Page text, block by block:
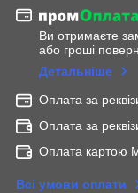
Ви отримаєте
або гроші
Детальніше
Оплата за
Оплата за
Оплата картою
Всі умови оплати